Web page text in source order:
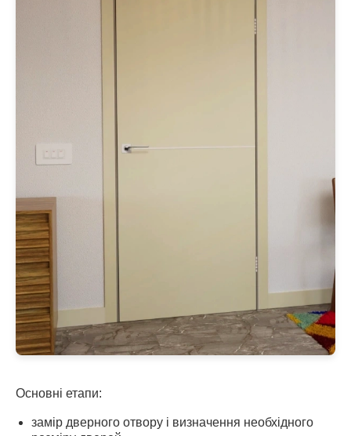
Основні етапи:
замір дверного отвору і визначення необхідного